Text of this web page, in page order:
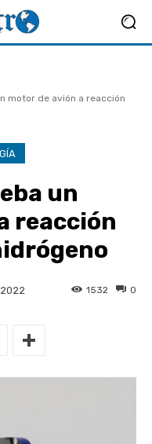
motor de avión a reacción
un
reacción
0
1532